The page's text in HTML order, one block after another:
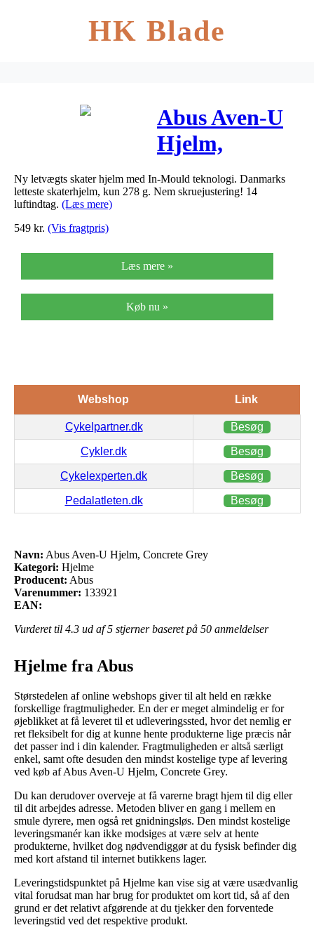
HK Blade
Abus Aven-U
Hjelm,
Concrete Grey
Ny letvægts skater hjelm med In-Mould teknologi. Danmarks
letteste skaterhjelm, kun 278 g. Nem skruejustering! 14
luftindtag. (Læs mere)
549 kr. (Vis fragtpris)
Læs mere »
Køb nu »
Webshop Link
Cykelpartner.dk Besøg
Cykler.dk Besøg
Cykelexperten.dk Besøg
Pedalatleten.dk Besøg
Navn: Abus Aven-U Hjelm, Concrete Grey
Kategori: Hjelme
Producent: Abus
Varenummer: 133921
EAN:
Vurderet til 4.3 ud af 5 stjerner baseret på 50 anmeldelser
Hjelme fra Abus
Størstedelen af online webshops giver til alt held en række
forskellige fragtmuligheder. En der er meget almindelig er for
øjeblikket at få leveret til et udleveringssted, hvor det nemlig er
ret fleksibelt for dig at kunne hente produkterne lige præcis når
det passer ind i din kalender. Fragtmuligheden er altså særligt
enkel, samt ofte desuden den mindst kostelige type af levering
ved køb af Abus Aven-U Hjelm, Concrete Grey.
Du kan derudover overveje at få varerne bragt hjem til dig eller
til dit arbejdes adresse. Metoden bliver en gang i mellem en
smule dyrere, men også ret gnidningsløs. Den mindst kostelige
leveringsmanér kan ikke modsiges at være selv at hente
produkterne, hvilket dog nødvendiggør at du fysisk befinder dig
med kort afstand til internet butikkens lager.
Leveringstidspunktet på Hjelme kan vise sig at være usædvanlig
vital forudsat man har brug for produktet om kort tid, så af den
grund er det relativt afgørende at du tjekker den forventede
leveringstid ved det respektive produkt.